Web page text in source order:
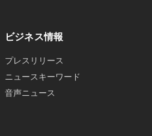
ビジネス情報
プレスリリース
ニュースキーワード
音声ニュース